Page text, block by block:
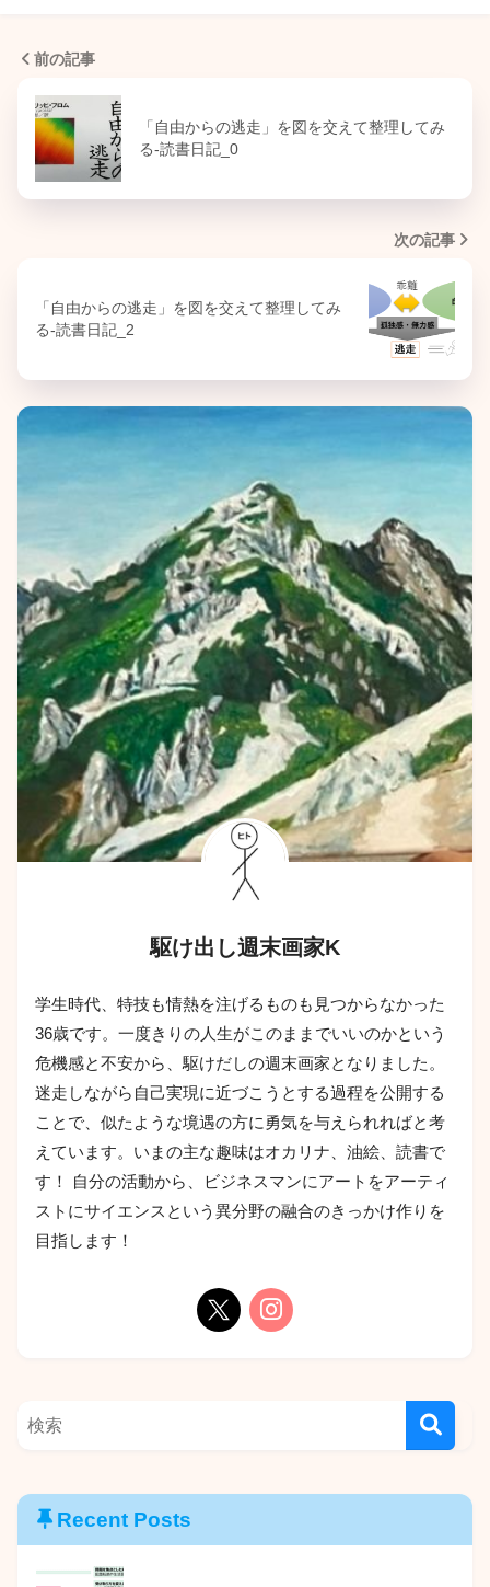
前の記事
「自由からの逃走」を図を交えて整理してみ
る-読書日記_0
次の記事
「自由からの逃走」を図を交えて整理してみ
る-読書日記_2
駆け出し週末画家K
学生時代、特技も情熱を注げるものも見つからなかった
36歳です。一度きりの人生がこのままでいいのかという
危機感と不安から、駆けだしの週末画家となりました。
迷走しながら自己実現に近づこうとする過程を公開する
ことで、似たような境遇の方に勇気を与えられればと考
えています。いまの主な趣味はオカリナ、油絵、読書で
す！ 自分の活動から、ビジネスマンにアートをアーティ
ストにサイエンスという異分野の融合のきっかけ作りを
目指します！
Recent Posts